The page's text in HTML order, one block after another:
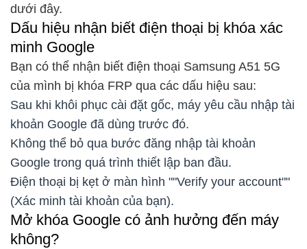
dưới đây.
Dấu hiệu nhận biết điện thoại bị khóa xác
minh Google
Bạn có thể nhận biết điện thoại Samsung A51 5G
của mình bị khóa FRP qua các dấu hiệu sau:
Sau khi khôi phục cài đặt gốc, máy yêu cầu nhập tài
khoản Google đã dùng trước đó.
Không thể bỏ qua bước đăng nhập tài khoản
Google trong quá trình thiết lập ban đầu.
Điện thoại bị kẹt ở màn hình ""Verify your account""
(Xác minh tài khoản của bạn).
Mở khóa Google có ảnh hưởng đến máy
không?